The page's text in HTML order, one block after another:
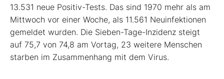
13.531 neue Positiv-Tests. Das sind 1970 mehr als am
Mittwoch vor einer Woche, als 11.561 Neuinfektionen
gemeldet wurden. Die Sieben-Tage-Inzidenz steigt
auf 75,7 von 74,8 am Vortag, 23 weitere Menschen
starben im Zusammenhang mit dem Virus.